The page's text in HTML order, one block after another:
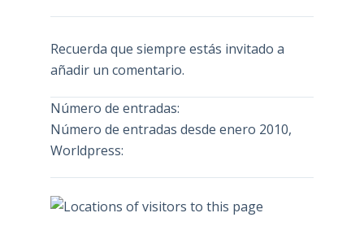
Recuerda que siempre estás invitado a
añadir un comentario.
Número de entradas:
Número de entradas desde enero 2010,
Worldpress: